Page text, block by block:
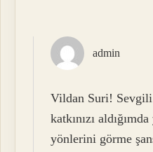
admin
Vildan Suri!
katkınızı
yönlerini görme